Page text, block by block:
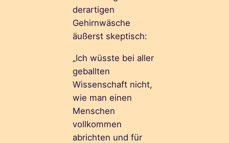
derartigen
Gehirnwäsche
äußerst skeptisch:
„Ich wüsste bei aller
geballten
Wissenschaft nicht,
wie man einen
Menschen
vollkommen
abrichten und für